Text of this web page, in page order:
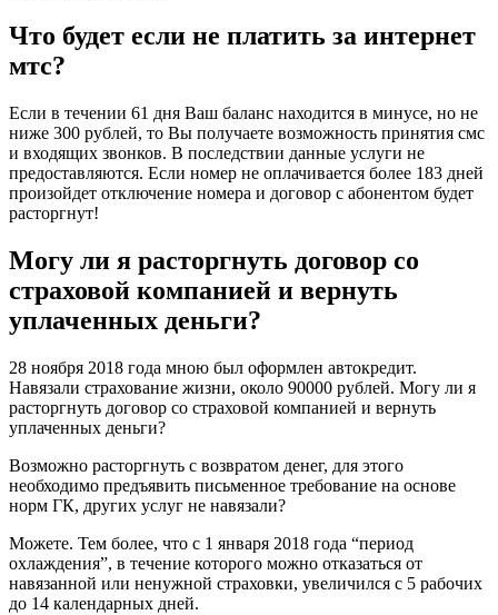
Что будет если не платить за интернет
мтс?
Если в течении 61 дня Ваш баланс находится в минусе, но не
ниже 300 рублей, то Вы получаете возможность принятия смс
и входящих звонков. В последствии данные услуги не
предоставляются. Если номер не оплачивается более 183 дней
произойдет отключение номера и договор с абонентом будет
расторгнут!
Могу ли я расторгнуть договор со
страховой компанией и вернуть
уплаченных деньги?
28 ноября 2018 года мною был оформлен автокредит.
Навязали страхование жизни, около 90000 рублей. Могу ли я
расторгнуть договор со страховой компанией и вернуть
уплаченных деньги?
Возможно расторгнуть с возвратом денег, для этого
необходимо предъявить письменное требование на основе
норм ГК, других услуг не навязали?
Можете. Тем более, что с 1 января 2018 года “период
охлаждения”, в течение которого можно отказаться от
навязанной или ненужной страховки, увеличился с 5 рабочих
до 14 календарных дней.